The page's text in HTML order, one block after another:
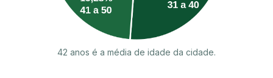
42 anos é a média de idade da cidade.